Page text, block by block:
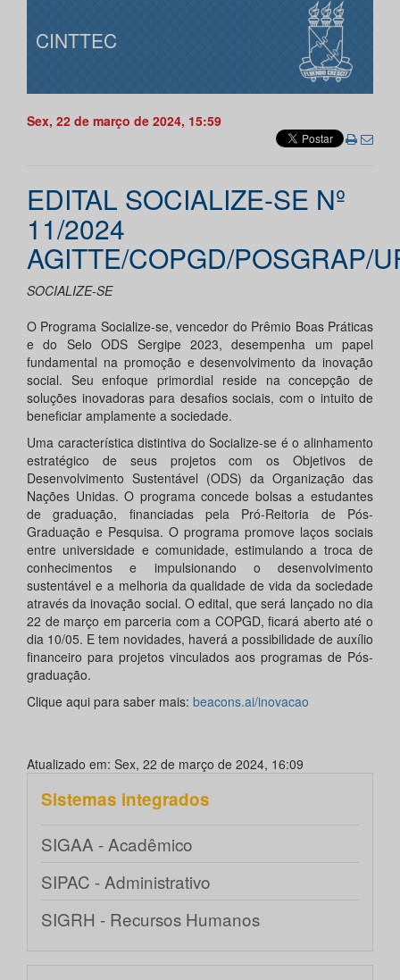
CINTTEC
Sex, 22 de março de 2024, 15:59
EDITAL SOCIALIZE-SE Nº
11/2024
AGITTE/COPGD/POSGRAP/
SOCIALIZE-SE
O Programa Socialize-se, vencedor do Prêmio Boas Práticas
e do Selo ODS Sergipe 2023, desempenha um papel
fundamental na promoção e desenvolvimento da inovação
social. Seu enfoque primordial reside na concepção de
soluções inovadoras para desafios sociais, com o intuito de
beneficiar amplamente a sociedade.
Uma característica distintiva do Socialize-se é o alinhamento
estratégico de seus projetos com os Objetivos de
Desenvolvimento Sustentável (ODS) da Organização das
Nações Unidas. O programa concede bolsas a estudantes
de graduação, financiadas pela Pró-Reitoria de Pós-
Graduação e Pesquisa. O programa promove laços sociais
entre universidade e comunidade, estimulando a troca de
conhecimentos e impulsionando o desenvolvimento
sustentável e a melhoria da qualidade de vida da sociedade
através da inovação social. O edital, que será lançado no dia
22 de março em parceria com a COPGD, ficará aberto até o
dia 10/05. E tem novidades, haverá a possibilidade de auxílio
financeiro para projetos vinculados aos programas de Pós-
graduação.
Clique aqui para saber mais: beacons.ai/inovacao
Atualizado em: Sex, 22 de março de 2024, 16:09
Sistemas integrados
SIGAA - Acadêmico
SIPAC - Administrativo
SIGRH - Recursos Humanos